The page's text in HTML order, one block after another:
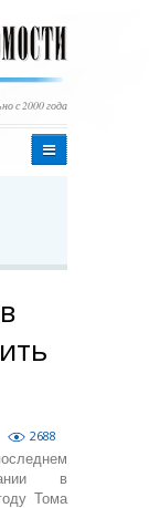
с 2000 года
2688
в
Тома